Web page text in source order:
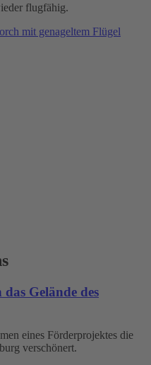
flugfähig.
mit genageltem Flügel
Gelände des
eines Förderprojektes die
verschönert.